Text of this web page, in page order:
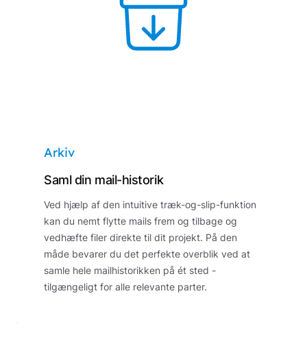
Arkiv
Saml din mail-historik
Ved hjælp af den intuitive træk-og-slip-funktion
kan du nemt flytte mails frem og tilbage og
vedhæfte filer direkte til dit projekt. På den
måde bevarer du det perfekte overblik ved at
samle hele mailhistorikken på ét sted -
tilgængeligt for alle relevante parter.